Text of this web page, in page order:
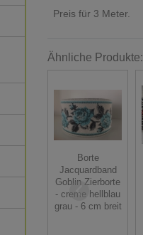
Preis für 3 Meter.
Ähnliche Produkte:
Borte
Jacquardband
Goblin Zierborte
- creme hellblau
grau - 6 cm breit